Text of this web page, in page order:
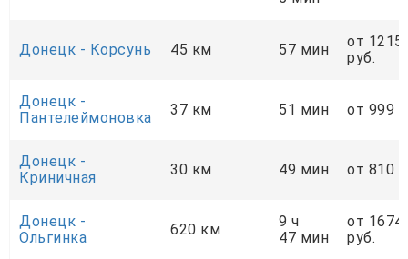
Донецк - Корсунь 45 км 57 мин
от 1215
руб.
Донецк -
Пантелеймоновка
37 км 51 мин от 999
Донецк -
Криничная
30 км 49 мин от 810
Донецк -
Ольгинка
620 км
9 ч
47 мин
от
руб.